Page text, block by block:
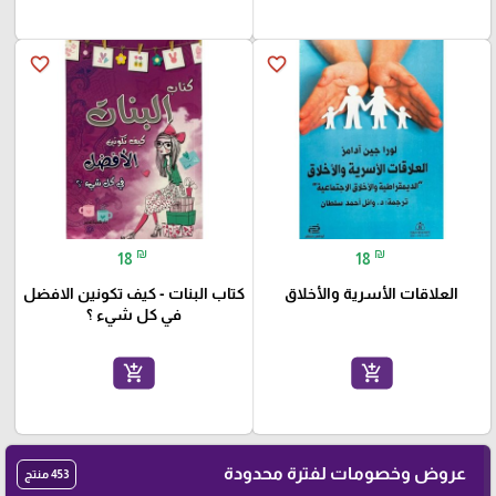
favorite_border
18 ₪
العلاقات الأسرية والأخلاق
add_shopping_cart
favorite_border
18 ₪
كتاب البنات - كيف تكونين الافضل
في كل شيء ؟
add_shopping_cart
عروض وخصومات لفترة محدودة 453 منتج